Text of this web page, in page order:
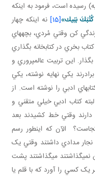
رسيده است، فرمود به اينکه
بَنِيك‏»[15]
نه اينکه چهار
کن وقتي مُردي، بچه هاي
بخري در کتابخانه بگذاري
اين تربيت عالم پروري و
يکي نهايه نوشته، يکي
هاي ادبي را نوشته است. از
کتاب ادبي خيلي متقني و
وقتي خط کشيدند بعد
الآن که اين طور رسم
نجار مدادي داشتند وقتي يک
گذاشتند مي گذاشتند پشت
کسي را آورد که با قلم يا